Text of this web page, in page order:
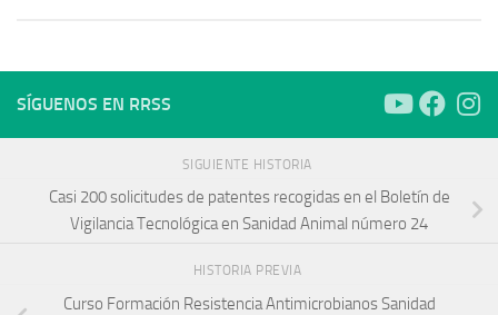
SÍGUENOS EN RRSS
SIGUIENTE HISTORIA
Casi 200 solicitudes de patentes recogidas en el Boletín de
Vigilancia Tecnológica en Sanidad Animal número 24
HISTORIA PREVIA
Curso Formación Resistencia Antimicrobianos Sanidad